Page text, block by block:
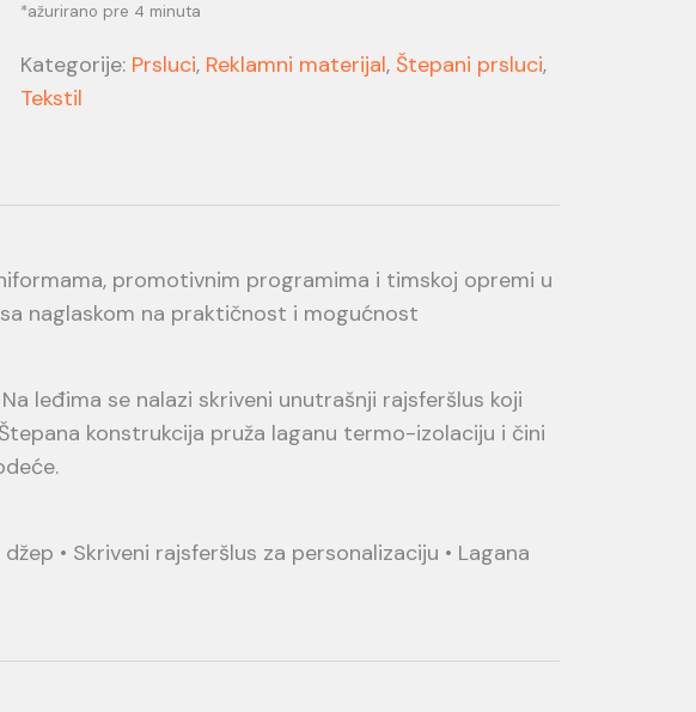
*ažurirano pre 4 minuta
Kategorije: Prsluci, Reklamni materijal, Štepani prsluci,
Tekstil
promotivnim programima i timskoj opremi u
naglaskom na praktičnost i mogućnost
leđima se nalazi skriveni unutrašnji rajsferšlus koji
konstrukcija pruža laganu termo-izolaciju i čini
• Skriveni rajsferšlus za personalizaciju • Lagana